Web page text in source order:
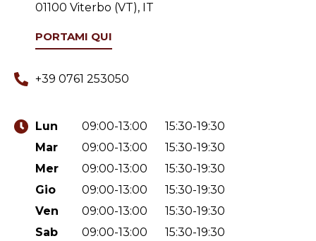
01100 Viterbo (VT), IT
PORTAMI QUI
+39 0761 253050
Lun 09:00-13:00
15:30-19:30
Mar
09:00-13:00
15:30-19:30
Mer
09:00-13:00
15:30-19:30
Gio
09:00-13:00
15:30-19:30
Ven
09:00-13:00
15:30-19:30
Sab
09:00-13:00
15:30-19:30